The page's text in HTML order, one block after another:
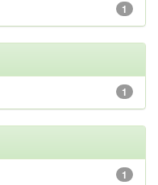
1
1
1